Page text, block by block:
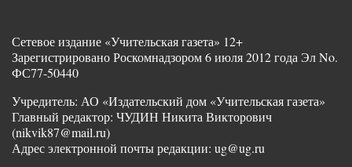
Сетевое издание «Учительская газета» 12+
Зарегистрировано Роскомнадзором 6 июля 2012 года Эл No.
ФС77-50440
Учредитель: АО «Издательский дом «Учительская газета»
Главный редактор: ЧУДИН Никита Викторович
(nikvik87@mail.ru)
Адрес электронной почты редакции: ug@ug.ru